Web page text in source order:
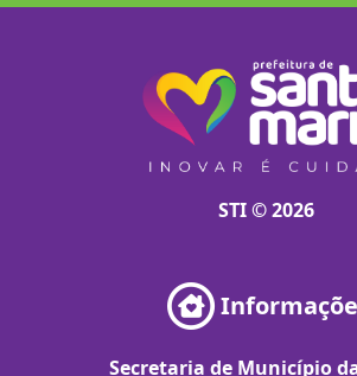
STI © 2026
Secretaria de Município